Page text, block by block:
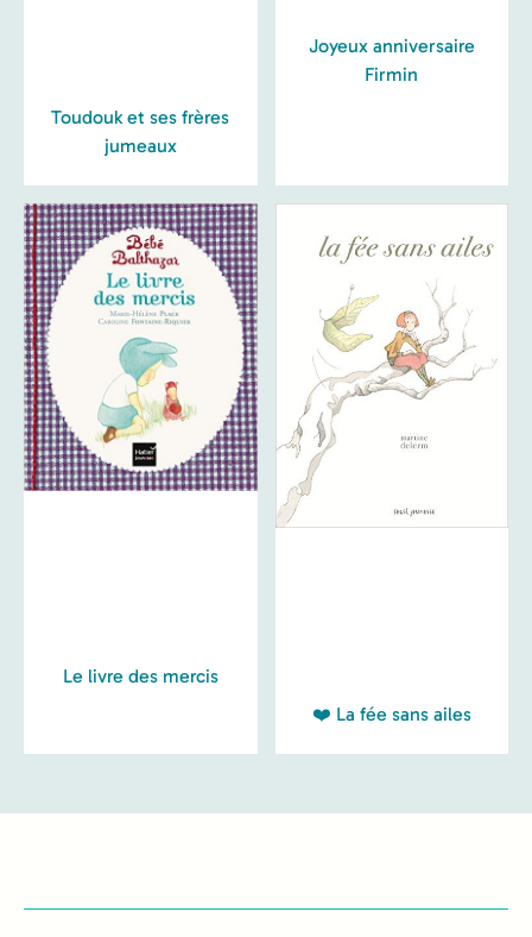
Toudouk et ses frères
jumeaux
Joyeux anniversaire
Firmin
Le livre des mercis
❤️ La fée sans ailes